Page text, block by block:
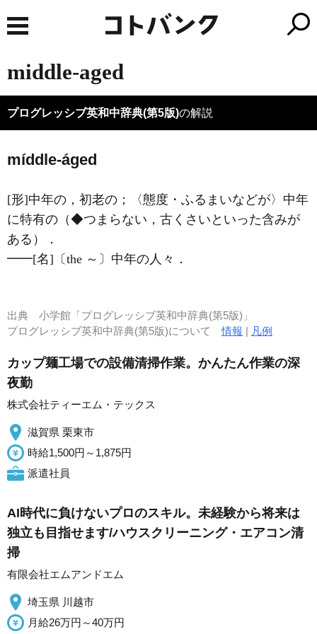
middle-aged
プログレッシブ英和中辞典(第5版)の解説
míddle-áged
[形]中年の，初老の；〈態度・ふるまいなどが〉中年
に特有の（◆つまらない，古くさいといった含みが
ある）
．
━━[名] 〔the ～〕中年の人々 ．
出典 小学館「プログレッシブ英和中辞典(第5版)」
プログレッシブ英和中辞典(第5版)について情報 | 凡例
カップ麺工場での設備清掃作業。かんたん作業の深
夜勤
株式会社ティーエム・テックス
滋賀県 栗東市
時給1,500円～1,875円
派遣社員
AI時代に負けないプロのスキル。未経験から将来は
独立も目指せます/ハウスクリーニング・エアコン清
掃
有限会社エムアンドエム
埼玉県 川越市
月給26万円～40万円